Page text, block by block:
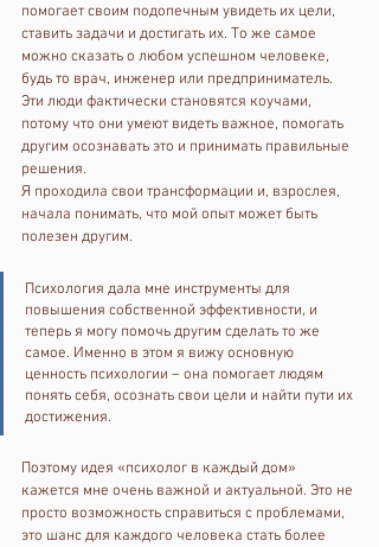
помогает своим подопечным увидеть их цели,
ставить задачи и достигать их. То же самое
можно сказать о любом успешном человеке,
будь то врач, инженер или предприниматель.
Эти люди фактически становятся коучами,
потому что они умеют видеть важное, помогать
другим осознавать это и принимать правильные
решения.
Я проходила свои трансформации и, взрослея,
начала понимать, что мой опыт может быть
полезен другим.
Психология дала мне инструменты для
повышения собственной эффективности, и
теперь я могу помочь другим сделать то же
самое. Именно в этом я вижу основную
ценность психологии – она помогает людям
понять себя, осознать свои цели и найти пути их
достижения.
Поэтому идея «психолог в каждый дом»
кажется мне очень важной и актуальной. Это не
просто возможность справиться с проблемами,
это шанс для каждого человека стать более